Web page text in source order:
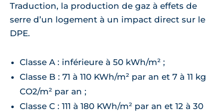
Traduction, la production de gaz à effets de
serre d’un logement à un impact direct sur le
DPE.
Classe A : inférieure à 50 kWh/m² ;
Classe B : 71 à 110 KWh/m² par an et 7 à 11 kg
CO2/m² par an ;
Classe C : 111 à 180 KWh/m² par an et 12 à 30